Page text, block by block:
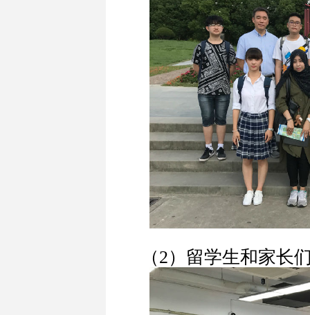
（2）留学生和家长